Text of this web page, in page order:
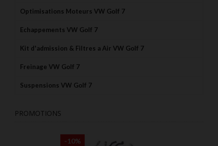
Optimisations Moteurs VW Golf 7
Echappements VW Golf 7
Kit d'admission & Filtres a Air VW Golf 7
Freinage VW Golf 7
Suspensions VW Golf 7
PROMOTIONS
-10%